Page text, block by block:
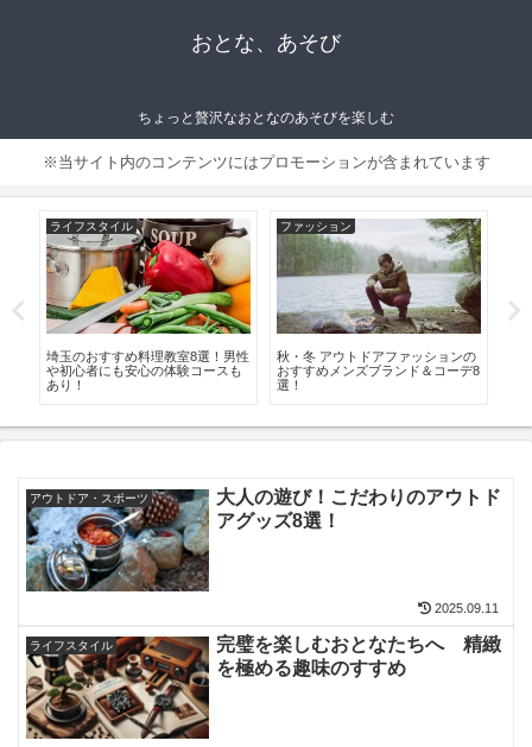
おとな、あそび
ちょっと贅沢なおとなのあそびを楽しむ
※当サイト内のコンテンツにはプロモーションが含まれています
ライフスタイル
埼玉のおすすめ料理教室8選！男性
や初心者にも安心の体験コースも
あり！
ファッション
秋・冬 アウトドアファッションの
おすすめメンズブランド＆コーデ8
選！
アウトドア・スポーツ
大人の遊び！こだわりのアウトド
アグッズ8選！
2025.09.11
ライフスタイル
完璧を楽しむおとなたちへ 精緻
を極める趣味のすすめ